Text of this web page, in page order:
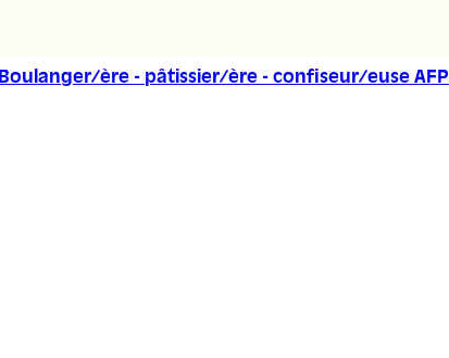
Boulanger/ère - pâtissier/ère - confiseur/euse AFP